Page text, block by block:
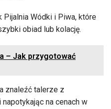
Pijalnia Wódki i Piwa, które
obiad lub kolację.
– Jak przygotować
znaleźć talerze z
na cenach w